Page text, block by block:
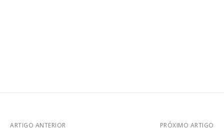
ARTIGO ANTERIOR PRÓXIMO ARTIGO